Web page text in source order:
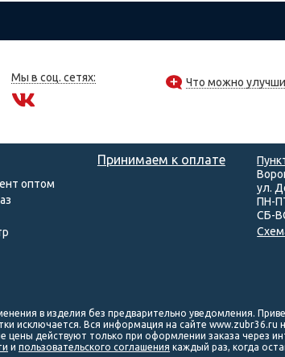
Мы в соц. сетях:
Что можно
оптом
Принимаем к оплате
ул.
ПН-
СБ-
в изделия без предварительно уведомления.
исключается. Вся информация на сайте www.zubr36.ru
цены действуют только при оформлении заказа через
и пользовательского соглашения каждый раз, когда